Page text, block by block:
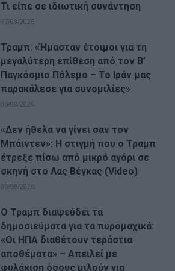
Τι είπε σε ιδιωτική συνάντηση
07/08/2026
Τραμπ: «Ήμασταν έτοιμοι για τη
μεγαλύτερη επίθεση από τον Β’
Παγκόσμιο Πόλεμο – Το Ιράν μας
παρακάλεσε για συνομιλίες»
06/08/2026
«Δεν ήθελα να γίνει σαν τον
Μπάιντεν»: Η στιγμή που ο Τραμπ
έτρεξε πίσω από μικρό αγόρι σε
σκηνή στο Λας Βέγκας (Video)
06/08/2026
Ο Τραμπ διαψεύδει τα
δημοσιεύματα για τα πυρομαχικά:
«Οι ΗΠΑ διαθέτουν τεράστια
αποθέματα» – Απειλεί με
φυλάκιση όσους μιλούν για